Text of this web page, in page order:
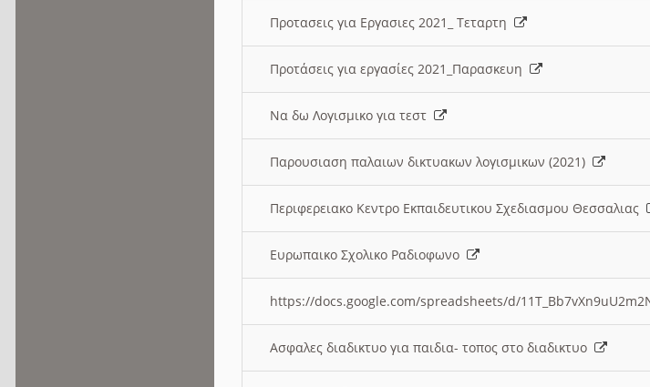
Προτασεις για Εργασιες 2021_ Τεταρτη
Προτάσεις για εργασίες 2021_Παρασκευη
Να δω Λογισμικο για τεστ
Παρουσιαση παλαιων δικτυακων λογισμικων (2021)
Περιφερειακο Κεντρο Εκπαιδευτικου Σχεδιασμου Θεσσαλιας
Ευρωπαικο Σχολικο Ραδιοφωνο
https://docs.google.com/spreadsheets/d/
Ασφαλες διαδικτυο για παιδια- τοπος στο διαδικτυο